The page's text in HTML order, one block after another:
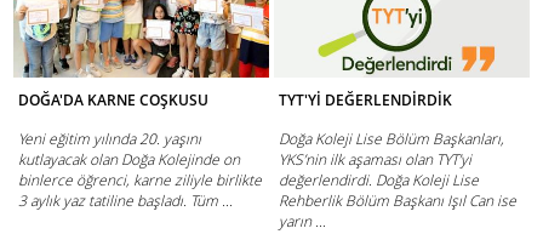
DOĞA'DA KARNE COŞKUSU
Yeni eğitim yılında 20. yaşını
kutlayacak olan Doğa Kolejinde on
binlerce öğrenci, karne ziliyle birlikte
3 aylık yaz tatiline başladı. Tüm ...
TYT'Yİ DEĞERLENDİRDİK
Doğa Koleji Lise Bölüm Başkanları,
YKS’nin ilk aşaması olan TYT’yi
değerlendirdi. Doğa Koleji Lise
Rehberlik Bölüm Başkanı Işıl Can ise
yarın ...